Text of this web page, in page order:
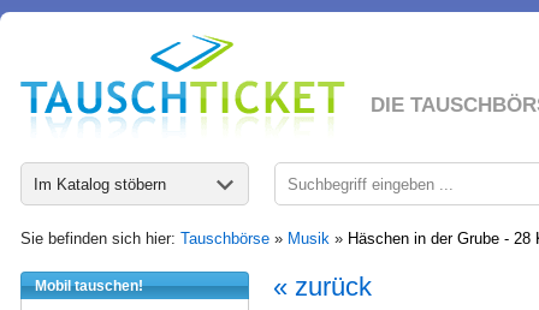
DIE
Im Katalog stöbern
Sie befinden sich hier: Tauschbörse » Musik » Häschen in der Grube - 28
Mobil tauschen!
« zurück